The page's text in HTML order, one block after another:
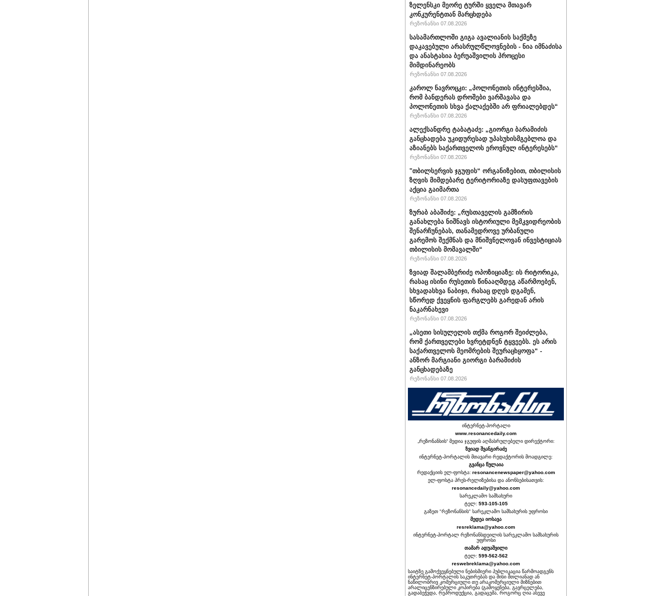
ზელენსკი მეორე ტურში ყველა მთავარ
კონკურენტთან მარცხდება
რეზონანსი 07.08.2026
სასამართლოში გიგა ავალიანის საქმეზე
დაკავებული არასრულწლოვნების - ნია იმნაძისა
და ანასტასია ბერუაშვილის პროცესი
მიმდინარეობს
რეზონანსი 07.08.2026
კაროლ ნავროცკი: „პოლონეთის ინტერესშია,
რომ ბანდერას დროშები ვარშავასა და
პოლონეთის სხვა ქალაქებში არ ფრიალებდეს“
რეზონანსი 07.08.2026
ალექსანდრე ტაბატაძე: „გიორგი ბარამიძის
განცხადება უკიდურესად უპასუხისმგებლოა და
აზიანებს საქართველოს ეროვნულ ინტერესებს“
რეზონანსი 07.08.2026
"თბილსერვის ჯგუფის“ ორგანიზებით, თბილისის
ზღვის მიმდებარე ტერიტორიაზე დასუფთავების
აქცია გაიმართა
რეზონანსი 07.08.2026
ზურაბ აბაშიძე: „რუსთაველის გამზირის
განახლება ნიშნავს ისტორიული მემკვიდრეობის
შენარჩუნებას, თანამედროვე ურბანული
გარემოს შექმნას და მნიშვნელოვან ინვესტიციას
თბილისის მომავალში“
რეზონანსი 07.08.2026
ზვიად შალამბერიძე ოპოზიციაზე: ის რიტორიკა,
რასაც ისინი რუსეთის წინააღმდეგ აწარმოებენ,
სხვადასხვა ნაბიჯი, რასაც დღეს დგამენ,
სწორედ ქვეყნის ფარგლებს გარედან არის
ნაკარნახევი
რეზონანსი 07.08.2026
„ასეთი სისულელის თქმა როგორ შეიძლება,
რომ ქართველები ხვრეტდნენ ტყვეებს. ეს არის
საქართველოს მეომრების შეურაცხყოფა“ -
ანზორ მარგიანი გიორგი ბარამიძის
განცხადებაზე
რეზონანსი 07.08.2026
ინტერნეტ-პორტალი
www.resonancedaily.com
„რეზონანსის“ მედია ჯგუფის აღმასრულებელი დირექტორი:
ზვიად შვანგირაძე
ინტერნეტ-პორტალის მთავარი რედაქტორის მოადგილე:
გვანცა წულაია
რედაქციის ელ-ფოსტა: resonancenewspaper@yahoo.com
ელ-ფოსტა პრეს-რელიზებისა და ანონსებისათვის:
resonancedaily@yahoo.com
სარეკლამო სამსახური
ტელ: 593-105-105
გაზეთ "რეზონანსის" სარეკლამო სამსახურის უფროსი
მედეა იოსავა
resreklama@yahoo.com
ინტერნეტ-პორტალ რეზონანსდეილის სარეკლამო სამსახურის
უფროსი
თამარ ადუაშვილი
ტელ: 599-562-562
reswebreklama@yahoo.com
საიტზე გამოქვეყნებული ნებისმიერი პუბლიკაცია წარმოადგენს
ინტერნეტ-პორტალის საკუთრებას და მისი მთლიანად ან
ნაწილობრივ კომერციული თუ არაკომერციული მიზნებით
არალიცენზირებული კოპირება (გამოყენება, გავრცელება,
გადაბეჭვდა, რეპროდუქცია, გადაცემა, როგორც ღია ასევე